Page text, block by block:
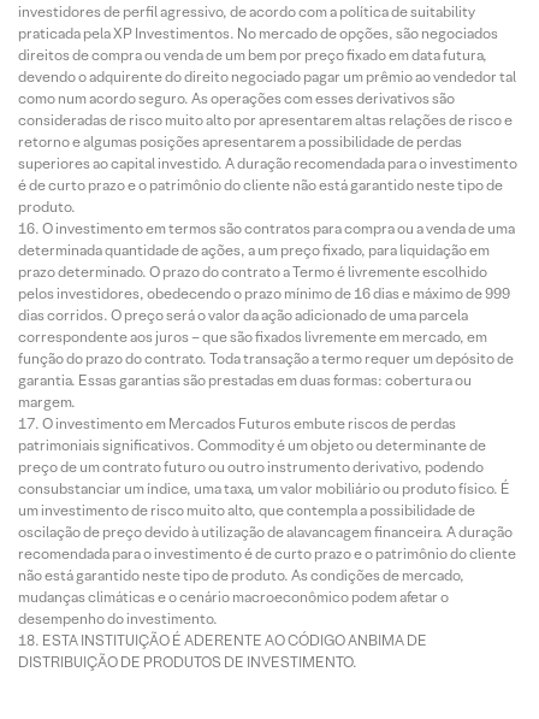
investidores de perfil agressivo, de acordo com a política de suitability
praticada pela XP Investimentos. No mercado de opções, são negociados
direitos de compra ou venda de um bem por preço fixado em data futura,
devendo o adquirente do direito negociado pagar um prêmio ao vendedor tal
como num acordo seguro. As operações com esses derivativos são
consideradas de risco muito alto por apresentarem altas relações de risco e
retorno e algumas posições apresentarem a possibilidade de perdas
superiores ao capital investido. A duração recomendada para o investimento
é de curto prazo e o patrimônio do cliente não está garantido neste tipo de
produto.
O investimento em termos são contratos para compra ou a venda de uma
determinada quantidade de ações, a um preço fixado, para liquidação em
prazo determinado. O prazo do contrato a Termo é livremente escolhido
pelos investidores, obedecendo o prazo mínimo de 16 dias e máximo de 999
dias corridos. O preço será o valor da ação adicionado de uma parcela
correspondente aos juros – que são fixados livremente em mercado, em
função do prazo do contrato. Toda transação a termo requer um depósito de
garantia. Essas garantias são prestadas em duas formas: cobertura ou
margem.
O investimento em Mercados Futuros embute riscos de perdas
patrimoniais significativos. Commodity é um objeto ou determinante de
preço de um contrato futuro ou outro instrumento derivativo, podendo
consubstanciar um índice, uma taxa, um valor mobiliário ou produto físico. É
um investimento de risco muito alto, que contempla a possibilidade de
oscilação de preço devido à utilização de alavancagem financeira. A duração
recomendada para o investimento é de curto prazo e o patrimônio do cliente
não está garantido neste tipo de produto. As condições de mercado,
mudanças climáticas e o cenário macroeconômico podem afetar o
desempenho do investimento.
ESTA INSTITUIÇÃO É ADERENTE AO CÓDIGO ANBIMA DE
DISTRIBUIÇÃO DE PRODUTOS DE INVESTIMENTO.